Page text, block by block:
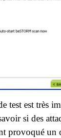
test est très
si des
provoqué un